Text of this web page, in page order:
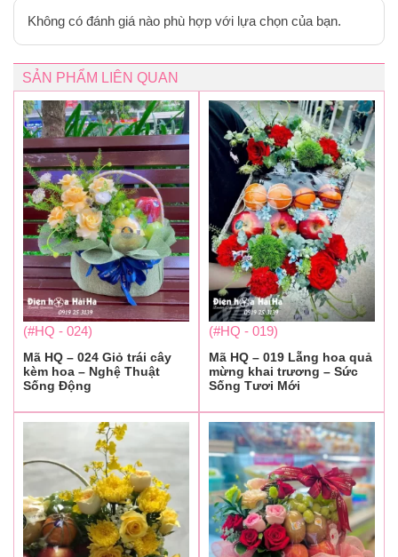
Không có đánh giá nào phù hợp với lựa chọn của bạn.
SẢN PHẨM LIÊN QUAN
(#HQ - 024)
Mã HQ – 024 Giỏ trái cây
kèm hoa – Nghệ Thuật
Sống Động
(#HQ - 019)
Mã HQ – 019 Lẵng hoa quả
mừng khai trương – Sức
Sống Tươi Mới